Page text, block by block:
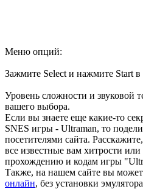
Меню опций:
Зажмите Select и нажмите Start
Уровень сложности и звуковой
вашего выбора.
Если вы знаете еще какие-то
SNES игры - Ultraman, то
посетителями сайта.
все известные вам хитрости
прохождению и кодам игры
Также, на нашем сайте вы
онлайн, без установки